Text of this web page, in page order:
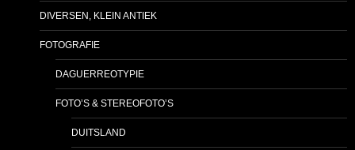
DIVERSEN, KLEIN ANTIEK
FOTOGRAFIE
DAGUERREOTYPIE
FOTO’S & STEREOFOTO’S
DUITSLAND